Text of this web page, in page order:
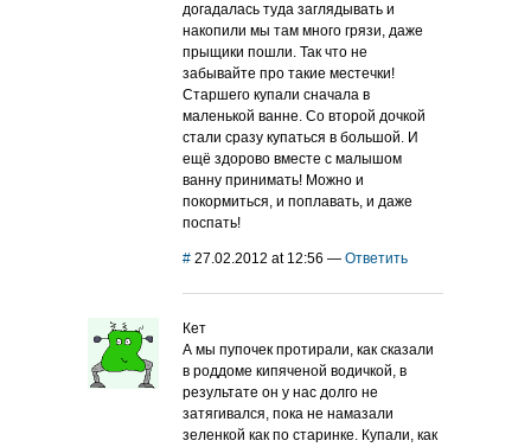
догадалась туда заглядывать и
накопили мы там много грязи, даже
прыщики пошли. Так что не
забывайте про такие местечки!
Старшего купали сначала в
маленькой ванне. Со второй дочкой
стали сразу купаться в большой. И
ещё здорово вместе с малышом
ванну принимать! Можно и
покормиться, и поплавать, и даже
поспать!
# 27.02.2012 at 12:56 — Ответить
Кет
А мы пупочек протирали, как сказали
в роддоме кипяченой водичкой, в
результате он у нас долго не
затягивался, пока не намазали
зеленкой как по старинке. Купали, как